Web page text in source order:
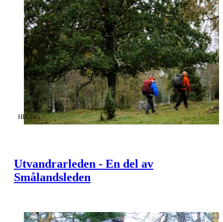
Utvandrarleden - En del av
Smålandsleden
CATEGORY:
HIKING